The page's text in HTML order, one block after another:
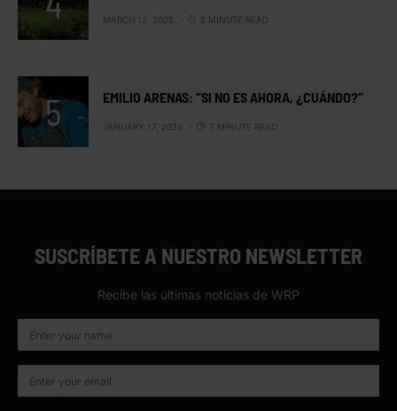
MARCH 12, 2025 2 MINUTE READ
EMILIO ARENAS: “SI NO ES AHORA, ¿CUÁNDO?”
JANUARY 17, 2025 7 MINUTE READ
SUSCRÍBETE A NUESTRO NEWSLETTER
Recibe las últimas noticias de WRP